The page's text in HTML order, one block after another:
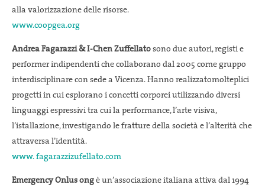
alla valorizzazione delle risorse.
www.coopgea.org
Andrea Fagarazzi & I-Chen Zuffellato sono due autori, registi e
performer indipendenti che collaborano dal 2005 come gruppo
interdisciplinare con sede a Vicenza. Hanno realizzatomolteplici
progetti in cui esplorano i concetti corporei utilizzando diversi
linguaggi espressivi tra cui la performance, l’arte visiva,
l’istallazione, investigando le fratture della società e l’alterità che
attraversa l’identità.
www. fagarazzizufellato.com
Emergency Onlus ong è un’associazione italiana attiva dal 1994